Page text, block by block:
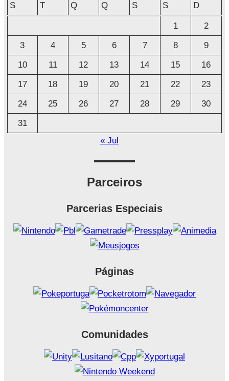
v
o
S
T Q Q S S D
1
2
3
4 5 6 7 8
9
10
11 12 13 14 15
16
17
18 19 20 21 22
23
24
25 26 27 28 29
30
31
« Jul
Parceiros
Parcerias Especiais
Páginas
Comunidades